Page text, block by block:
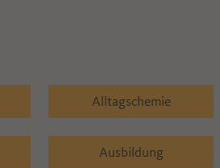
Alltagschemie
Ausbildung